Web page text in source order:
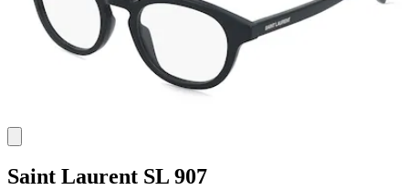
Saint Laurent SL 907